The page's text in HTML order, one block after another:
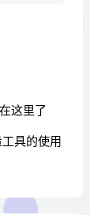
这里了
具的使用